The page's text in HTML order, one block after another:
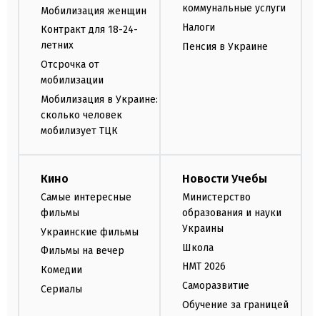
Мобилизация женщин
Контракт для 18-24-
летних
Отсрочка от
мобилизации
Мобилизация в Украине:
сколько человек
мобилизует ТЦК
коммунальные услуги
Налоги
Пенсия в Украине
Кино
Самые интересные
фильмы
Украинские фильмы
Фильмы на вечер
Комедии
Сериалы
Новости Учебы
Министерство
образования и науки
Украины
Школа
НМТ 2026
Саморазвитие
Обучение за границей